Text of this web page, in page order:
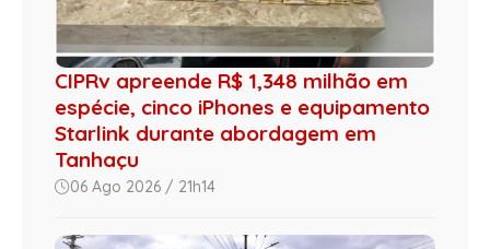
CIPRv apreende R$ 1,348 milhão em
espécie, cinco iPhones e equipamento
Starlink durante abordagem em
Tanhaçu
06 Ago 2026 / 21h14